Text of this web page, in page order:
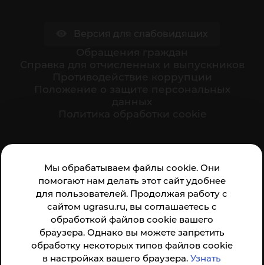
Мы обрабатываем файлы cookie. Они
помогают нам делать этот сайт удобнее
для пользователей. Продолжая работу с
сайтом ugrasu.ru, вы соглашаетесь с
обработкой файлов cookie вашего
браузера. Однако вы можете запретить
обработку некоторых типов файлов cookie
в настройках вашего браузера.Узнать
организации:
Анкета доступна по QR-коду, а так же по прямой
ссылке